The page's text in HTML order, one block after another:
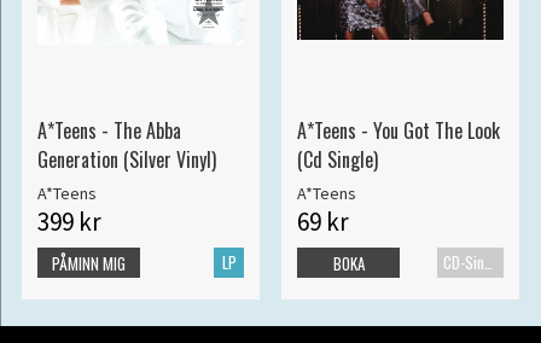
A*Teens - The Abba
Generation (Silver Vinyl)
A*Teens
399 kr
LP
PÅMINN MIG
A*Teens - You Got The Look
(Cd Single)
A*Teens
69 kr
CD-Singel
BOKA